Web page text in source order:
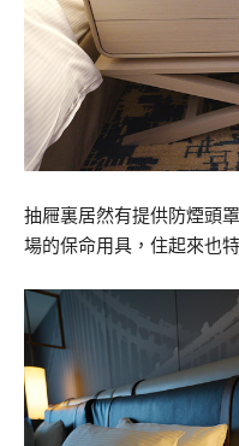
抽屜裏居然有提供防煙頭
場的保命用具，住起來也